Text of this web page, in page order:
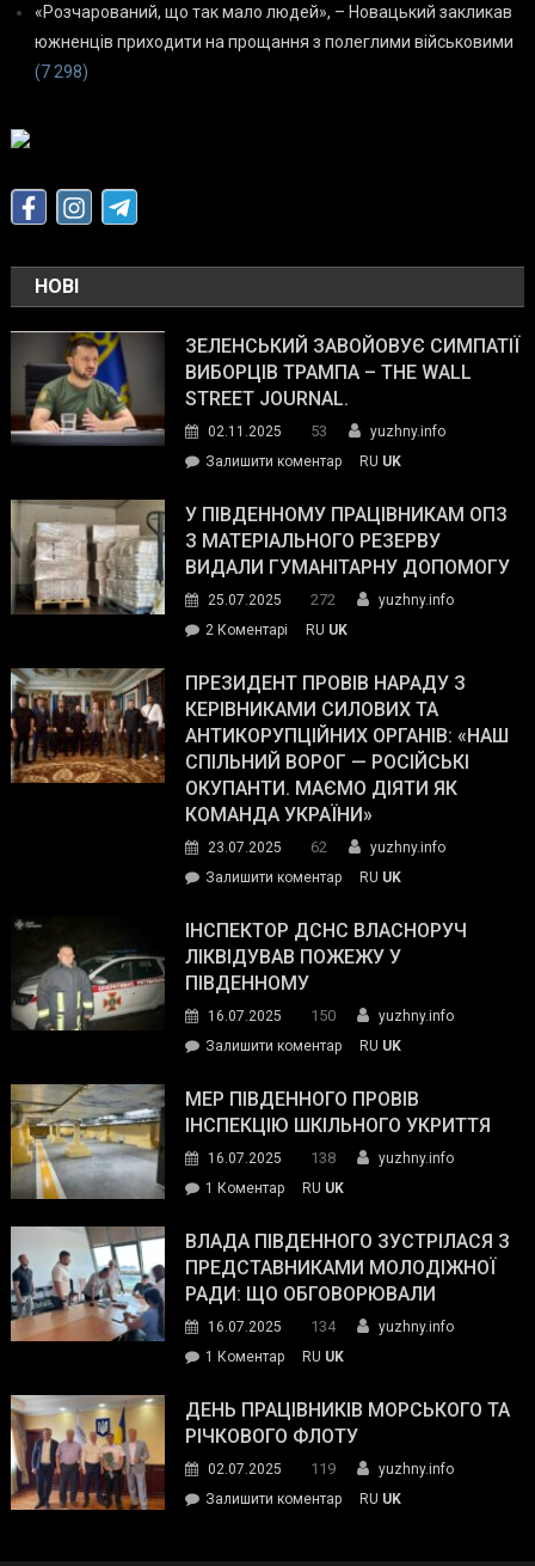
«Розчарований, що так мало людей», – Новацький закликав
южненців приходити на прощання з полеглими військовими
(7 298)
НОВІ
ЗЕЛЕНСЬКИЙ ЗАВОЙОВУЄ СИМПАТІЇ
ВИБОРЦІВ ТРАМПА – THE WALL
STREET JOURNAL.
02.11.2025 53
yuzhny.info
Залишити коментарon
завойовує
симпатії
виборців
The
Street
Journal.
RU UK
У ПІВДЕННОМУ ПРАЦІВНИКАМ ОПЗ
З МАТЕРІАЛЬНОГО РЕЗЕРВУ
ВИДАЛИ ГУМАНІТАРНУ ДОПОМОГУ
25.07.2025 272
yuzhny.info
2 Коментарі
Південному
працівникам
ОПЗ
з
матеріального
резерву
гуманітарну
допомогу
RU UK
ПРЕЗИДЕНТ ПРОВІВ НАРАДУ З
КЕРІВНИКАМИ СИЛОВИХ ТА
АНТИКОРУПЦІЙНИХ ОРГАНІВ: «НАШ
СПІЛЬНИЙ ВОРОГ — РОСІЙСЬКІ
ОКУПАНТИ. МАЄМО ДІЯТИ ЯК
КОМАНДА УКРАЇНИ»
23.07.2025 62
yuzhny.info
Залишити коментарon
провів
нараду
силових
та
органів:
«Наш
спільний
окупанти.
Маємо
діяти
команда
RU UK
ІНСПЕКТОР ДСНС ВЛАСНОРУЧ
ЛІКВІДУВАВ ПОЖЕЖУ У
ПІВДЕННОМУ
16.07.2025 150
yuzhny.info
Залишити коментарon
ДСНС
власноруч
пожежу
у
RU UK
МЕР ПІВДЕННОГО ПРОВІВ
ІНСПЕКЦІЮ ШКІЛЬНОГО УКРИТТЯ
16.07.2025 138
yuzhny.info
1 Коментардо
Південного
провів
інспекцію
укриття
RU UK
ВЛАДА ПІВДЕННОГО ЗУСТРІЛАСЯ З
ПРЕДСТАВНИКАМИ МОЛОДІЖНОЇ
РАДИ: ЩО ОБГОВОРЮВАЛИ
16.07.2025 134
yuzhny.info
1 Коментардо
Південного
зустрілася
представниками
молодіжної
RU UK
ДЕНЬ ПРАЦІВНИКІВ МОРСЬКОГО ТА
РІЧКОВОГО ФЛОТУ
02.07.2025 119
yuzhny.info
Залишити коментарon
RU UK